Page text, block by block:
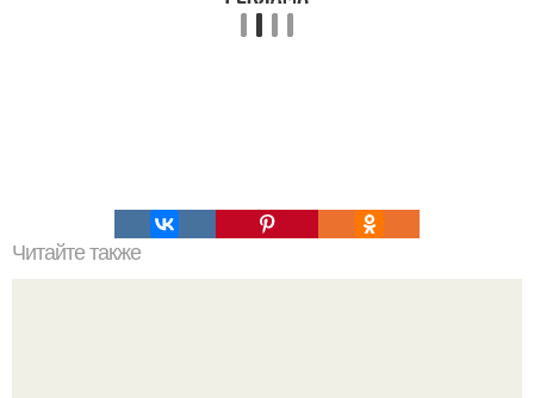
Читайте также